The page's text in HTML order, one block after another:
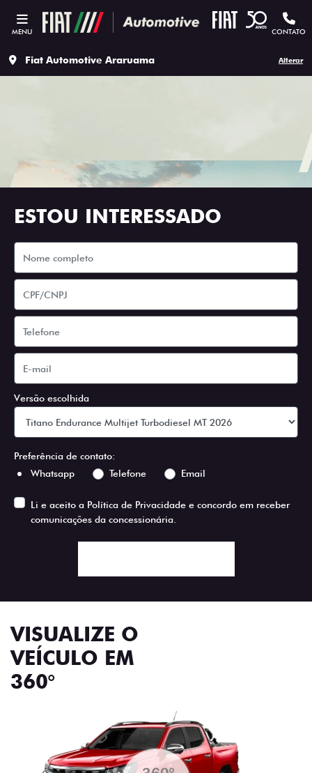
MENU CONTATO
Fiat Automotive Araruama Alterar
ESTOU INTERESSADO
Versão escolhida
Preferência de contato:
Whatsapp
Telefone Email
Li e aceito a Política de Privacidade e concordo em receber
comunicações da concessionária.
VISUALIZE O
VEÍCULO EM
360°